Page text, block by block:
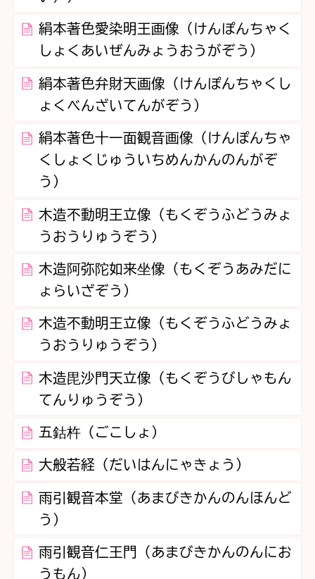
絹本著色愛染明王画像（けんぽんちゃく
しょくあいぜんみょうおうがぞう）
絹本著色弁財天画像（けんぽんちゃくし
ょくべんざいてんがぞう）
絹本著色十一面観音画像（けんぽんちゃ
くしょくじゅういちめんかんのんがぞ
う）
木造不動明王立像（もくぞうふどうみょ
うおうりゅうぞう）
木造阿弥陀如来坐像（もくぞうあみだに
ょらいざぞう）
木造不動明王立像（もくぞうふどうみょ
うおうりゅうぞう）
木造毘沙門天立像（もくぞうびしゃもん
てんりゅうぞう）
五鈷杵（ごこしょ）
大般若経（だいはんにゃきょう）
雨引観音本堂（あまびきかんのんほんど
う）
雨引観音仁王門（あまびきかんのんにお
うもん）